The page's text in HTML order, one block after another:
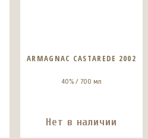
ARMAGNAC CASTAREDE 2002
40% / 700 мл
Нет в наличии